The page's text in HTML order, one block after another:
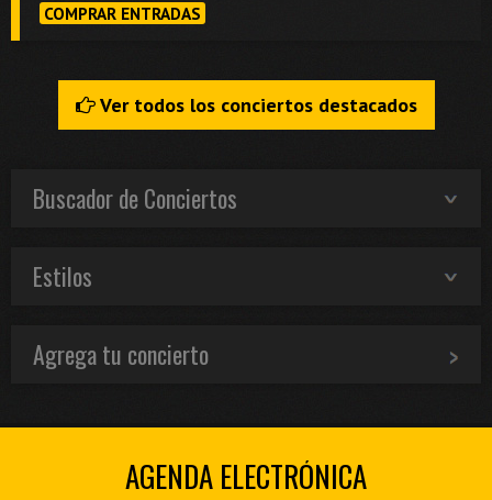
COMPRAR ENTRADAS
Ver todos los conciertos destacados
Buscador de Conciertos
Estilos
Agrega tu concierto
AGENDA ELECTRÓNICA